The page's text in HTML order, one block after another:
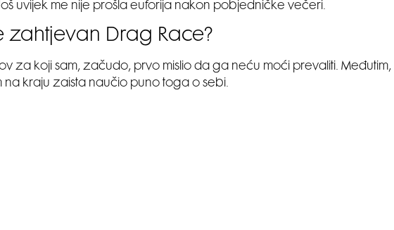
uvijek me nije prošla euforija nakon pobjedničke večeri.
zahtjevan Drag Race?
za koji sam, začudo, prvo mislio da ga neću moći prevaliti. Međutim,
na kraju zaista naučio puno toga o sebi.